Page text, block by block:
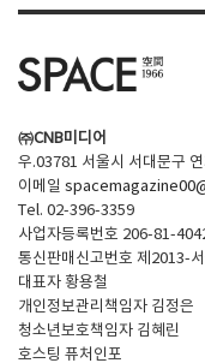
㈜CNB미디어
우.03781 서울시 서대문구
이메일
Tel. 02-396-3359
사업자등록번호 206-81-
통신판매신고번호 제2013-
대표자 황용철
개인정보관리책임자 김정은
청소년보호책임자 김혜린
호스팅 퓨처인포